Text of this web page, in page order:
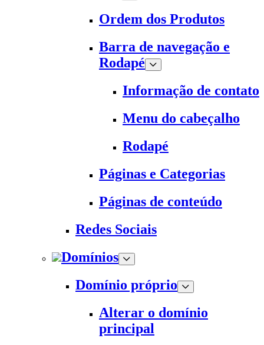
Ordem dos Produtos
Barra de navegação e
Rodapé
Informação de contato
Menu do cabeçalho
Rodapé
Páginas e Categorias
Páginas de conteúdo
Redes Sociais
Domínios
Domínio próprio
Alterar o domínio
principal